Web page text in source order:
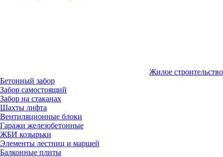
Жилое строительство
Бетонный забор
Забор самостоящий
Забор на стаканах
Шахты лифта
Вентиляционные блоки
Гаражи железобетонные
ЖБИ козырьки
Элементы лестниц и маршей
Балконные плиты